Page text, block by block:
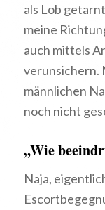
als Lob
meine
auch mittels
verunsichern.
männlichen
noch nicht
„Wie
Naja,